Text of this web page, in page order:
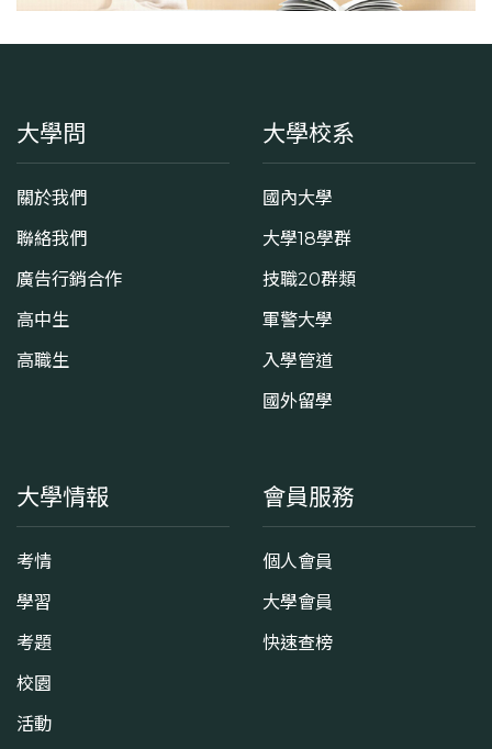
大學問
關於我們
聯絡我們
廣告行銷合作
高中生
高職生
大學校系
國內大學
大學18學群
技職20群類
軍警大學
入學管道
國外留學
大學情報
考情
學習
考題
校園
活動
會員服務
個人會員
大學會員
快速查榜